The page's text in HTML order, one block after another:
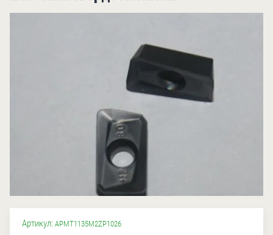
Артикул: APMT1135M2ZP1026